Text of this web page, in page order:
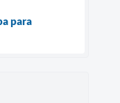
para